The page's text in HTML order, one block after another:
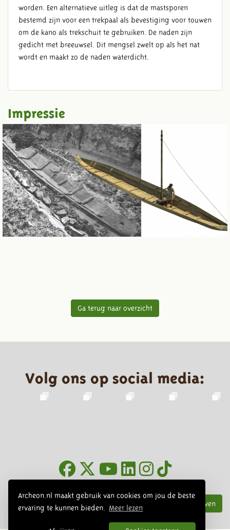
Archeon.nl maakt gebruik van cookies om jou de beste
ervaring te kunnen bieden.
Meer lezen
worden. Een alternatieve uitleg is dat de mastsporen
bestemd zijn voor een trekpaal als bevestiging voor touwen
om de kano als trekschuit te gebruiken. De naden zijn
gedicht met breeuwsel. Dit mengsel zwelt op als het nat
wordt en maakt zo de naden waterdicht.
Impressie
Ga terug naar overzicht
Volg ons op social media:
Inschrijven